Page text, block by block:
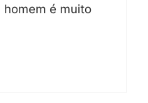
homem é muito